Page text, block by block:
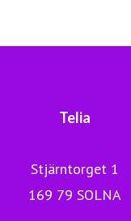
Tryggt,
Telia
Stjärntorget 1
169 79 SOLNA